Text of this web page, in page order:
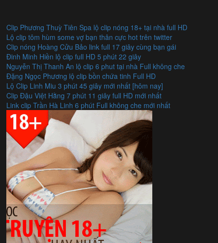
Clip Phương Thuỳ Tiên Spa lộ clip nóng 18+ tại nhà full HD
Lộ clip tôm hùm some vợ bạn thân cực hot trên twitter
Clip nóng Hoàng Cửu Bảo link full 17 giây cùng bạn gái
Đinh Minh Hiền lộ clip full HD 5 phút 22 giây
Nguyễn Thị Thanh An lộ clip 6 phut tại nhà Full không che
Đặng Ngọc Phương lộ clip bồn chứa tinh Full HD
Lộ Clip Linh Miu 3 phút 45 giây mới nhất [hôm nay]
Clip Đậu Việt Hằng 7 phút 11 giây full HD mới nhất
Link clip Trần Hà Linh 6 phút Full không che mới nhất